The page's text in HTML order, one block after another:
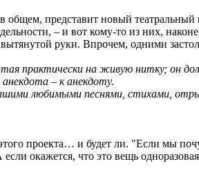
общем, представит новый
– и вот кому-то из них,
руки. Впрочем, одними
практически на живую нитку; он
– к анекдоту.
любимыми песнями, стихами,
проекта… и будет ли. "Если мы
окажется, что это вещь